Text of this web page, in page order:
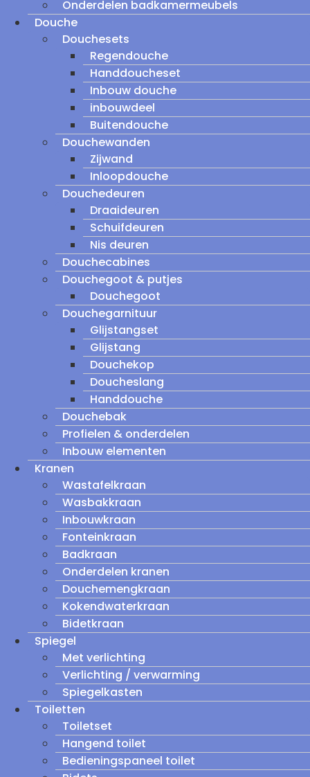
Onderdelen badkamermeubels
Douche
Douchesets
Regendouche
Handdoucheset
Inbouw douche
inbouwdeel
Buitendouche
Douchewanden
Zijwand
Inloopdouche
Douchedeuren
Draaideuren
Schuifdeuren
Nis deuren
Douchecabines
Douchegoot & putjes
Douchegoot
Douchegarnituur
Glijstangset
Glijstang
Douchekop
Doucheslang
Handdouche
Douchebak
Profielen & onderdelen
Inbouw elementen
Kranen
Wastafelkraan
Wasbakkraan
Inbouwkraan
Fonteinkraan
Badkraan
Onderdelen kranen
Douchemengkraan
Kokendwaterkraan
Bidetkraan
Spiegel
Met verlichting
Verlichting / verwarming
Spiegelkasten
Toiletten
Toiletset
Hangend toilet
Bedieningspaneel toilet